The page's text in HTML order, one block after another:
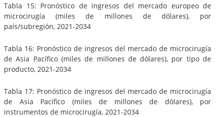
Tabla 15: Pronóstico de ingresos del mercado europeo de
microcirugía (miles de millones de dólares), por
país/subregión, 2021-2034
Tabla 16: Pronóstico de ingresos del mercado de microcirugía
de Asia Pacífico (miles de millones de dólares), por tipo de
producto, 2021-2034
Tabla 17: Pronóstico de ingresos del mercado de microcirugía
de Asia Pacífico (miles de millones de dólares), por
instrumentos de microcirugía, 2021-2034